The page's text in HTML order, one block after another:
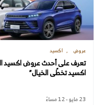
عروض اكسيد
اكسيد تخطّى الخيال”
23 مايو - 12 مساءً